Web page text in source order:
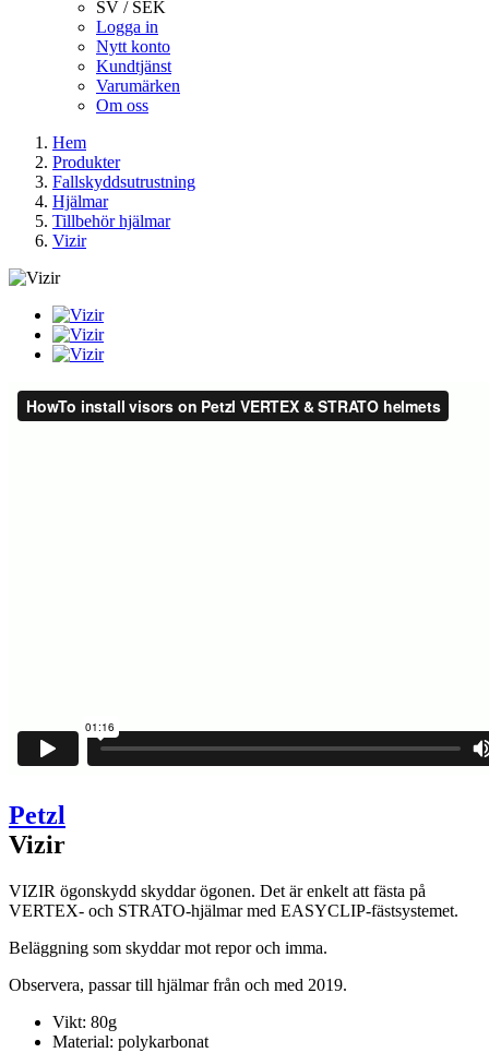
SV / SEK
Logga in
Nytt konto
Kundtjänst
Varumärken
Om oss
Hem
Produkter
Fallskyddsutrustning
Hjälmar
Tillbehör hjälmar
Vizir
Petzl
Vizir
VIZIR ögonskydd skyddar ögonen. Det är enkelt att fästa på
VERTEX- och STRATO-hjälmar med EASYCLIP-fästsystemet.
Beläggning som skyddar mot repor och imma.
Observera, passar till hjälmar från och med 2019.
Vikt: 80g
Material: polykarbonat